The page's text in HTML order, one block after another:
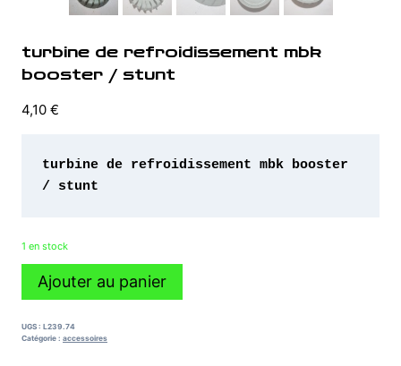
turbine de refroidissement mbk
booster / stunt
4,10 €
turbine de refroidissement mbk booster
/ stunt
1 en stock
quantité
de
refroidissement
Ajouter au panier
UGS : L239.74
Catégorie : accessoires